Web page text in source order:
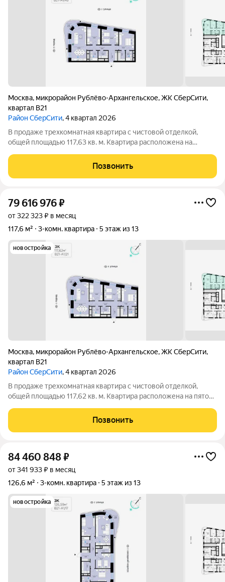
Москва, микрорайон Рублёво-Архангельское,ЖК СберCити,
квартал В21
Район СберСити, 4 квартал 2026
В продаже трехкомнатная квартира с чистовой отделкой,
общей площадью 117,63 кв. м. Квартира расположена на
Адвансд в новом районе СберСити, который строит Сбер. Дом
находится на второй береговой
Позвонить
79 616 976₽
от 322 323 ₽ в месяц
117,6 м²
3-комн. квартира 5 этаж из 13
новостройка
Москва, микрорайон Рублёво-Архангельское,ЖК СберCити,
квартал В21
Район СберСити, 4 квартал 2026
В продаже трехкомнатная квартира с чистовой отделкой,
общей площадью 117,62 кв. м. Квартира расположена на пятом
новом районе СберСити, который строит Сбер. Дом находится
на второй береговой
Позвонить
84 460 848₽
от 341 933 ₽ в месяц
126,6 м²
3-комн. квартира 5 этаж из 13
новостройка